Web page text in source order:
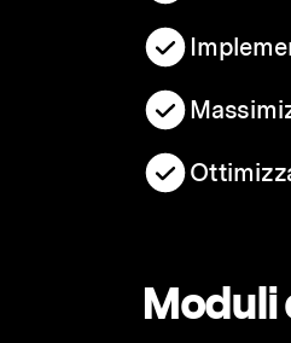
Moduli